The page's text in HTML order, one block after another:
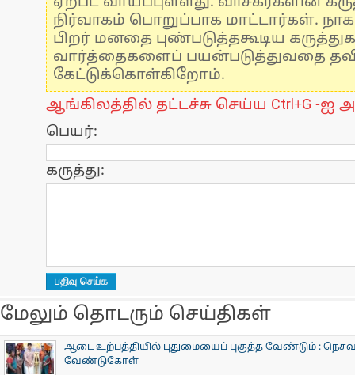
நிர்வாகம் பொறுப்பாக மாட்டார்கள்.
பிறர் மனதை புண்படுத்தகூடிய
வார்த்தைகளைப் பயன்படுத்துவதை
கேட்டுக்கொள்கிறோம்.
ஆங்கிலத்தில் தட்டச்சு செய்ய Ctrl+G -ஐ
பெயர்:
கருத்து:
மேலும் தொடரும் செய்திகள்
ஆடை உற்பத்தியில் புதுமையைப் புகுத்த வேண்டும் :
வேண்டுகோள்